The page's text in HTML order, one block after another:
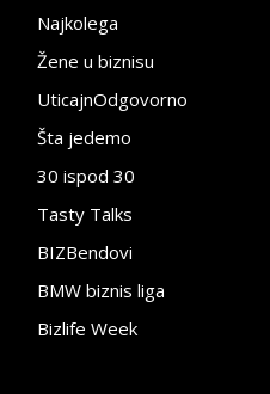
Najkolega
Žene u biznisu
UticajnOdgovorno
Šta jedemo
30 ispod 30
Tasty Talks
BIZBendovi
BMW biznis liga
Bizlife Week